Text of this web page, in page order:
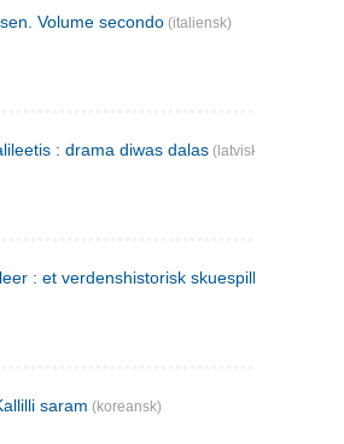
Volume secondo (italiensk)
: drama diwas dalas (latvisk)
: et verdenshistorisk skuespill (1873)
saram (koreansk)